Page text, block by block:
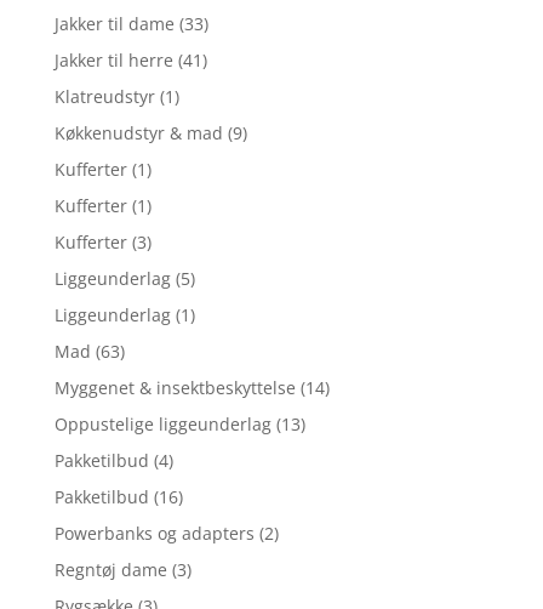
Jakker til dame (33)
Jakker til herre (41)
Klatreudstyr (1)
Køkkenudstyr & mad (9)
Kufferter (1)
Kufferter (1)
Kufferter (3)
Liggeunderlag (5)
Liggeunderlag (1)
Mad (63)
Myggenet & insektbeskyttelse (14)
Oppustelige liggeunderlag (13)
Pakketilbud (4)
Pakketilbud (16)
Powerbanks og adapters (2)
Regntøj dame (3)